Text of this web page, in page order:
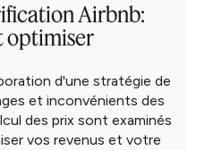
Airbnb:
optimiser
d'une stratégie de
et inconvénients des
des prix sont examinés
vos revenus et votre